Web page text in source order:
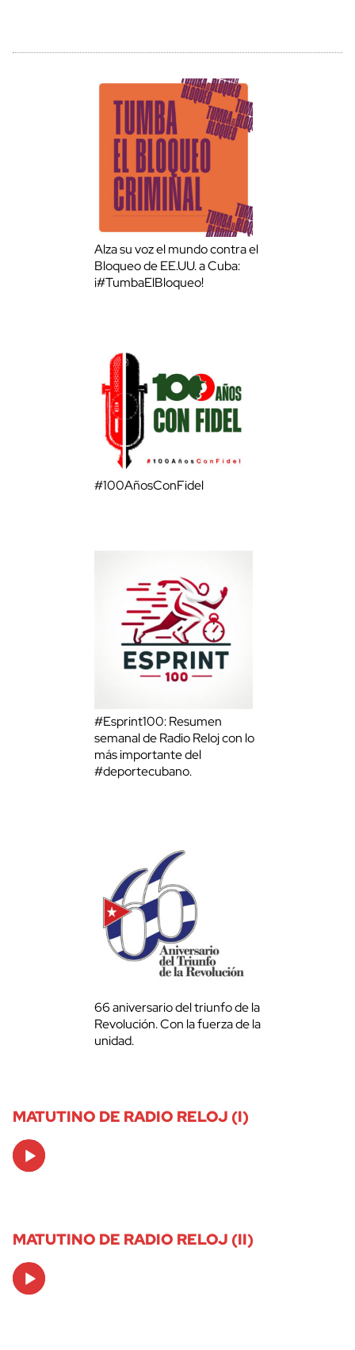
Alza su voz el mundo contra el
Bloqueo de EE.UU. a Cuba:
¡#TumbaElBloqueo!
#100AñosConFidel
#Esprint100: Resumen
semanal de Radio Reloj con lo
más importante del
#deportecubano.
66 aniversario del triunfo de la
Revolución. Con la fuerza de la
unidad.
MATUTINO DE RADIO RELOJ (I)
Audio
Player
MATUTINO DE RADIO RELOJ (II)
Audio
Player